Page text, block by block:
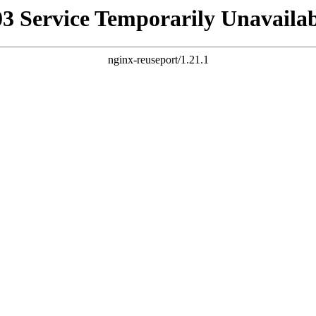
Service Temporarily
nginx-reuseport/1.21.1